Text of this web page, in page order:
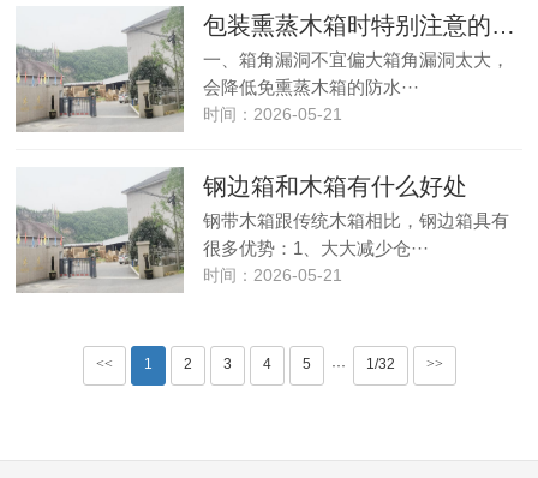
包装熏蒸木箱时特别注意的三大点
一、箱角漏洞不宜偏大箱角漏洞太大，
会降低免熏蒸木箱的防水···
时间：2026-05-21
钢边箱和木箱有什么好处
钢带木箱跟传统木箱相比，钢边箱具有
很多优势：1、大大减少仓···
时间：2026-05-21
<< 1 2 3 4 5 ··· 1/32 >>